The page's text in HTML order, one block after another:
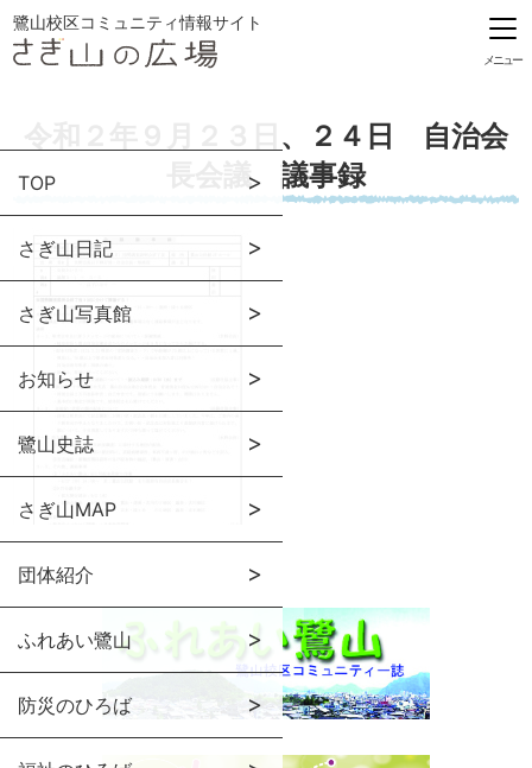
鷺山校区コミュニティ情報サイト
メニュー
TOP
さぎ山日記
さぎ山写真館
お知らせ
鷺山史誌
さぎ山MAP
団体紹介
ふれあい鷺山
防災のひろば
令和２年９月２３日、２４日 自治会
長会議 議事録